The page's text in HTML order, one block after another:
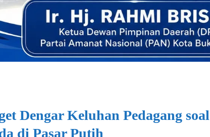
Dengar Keluhan Pedagang soal
di Pasar Putih